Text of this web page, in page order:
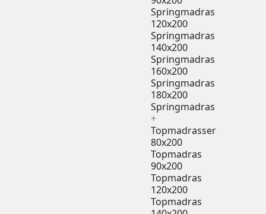
Springmadras
120x200
Springmadras
140x200
Springmadras
160x200
Springmadras
180x200
Springmadras
+
Topmadrasser
80x200
Topmadras
90x200
Topmadras
120x200
Topmadras